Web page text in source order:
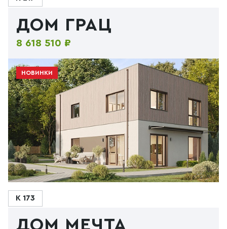
ДОМ ГРАЦ
8 618 510 ₽
НОВИНКИ
К 173
ДОМ МЕЧТА